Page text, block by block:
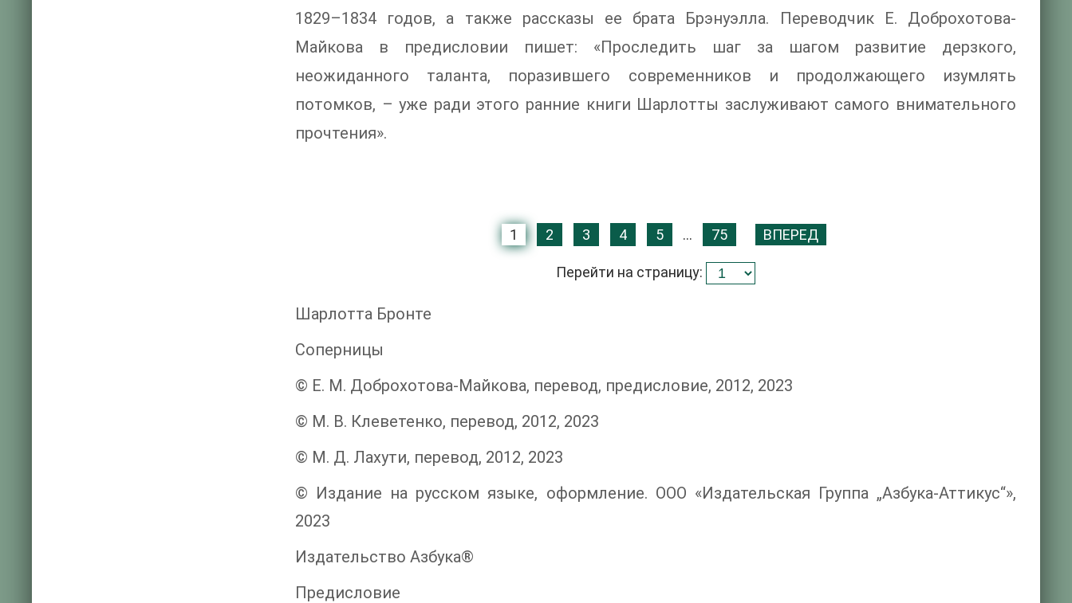
1829–1834 годов, а также рассказы ее брата Брэнуэлла. Переводчик Е. Доброхотова-
Майкова в предисловии пишет: «Проследить шаг за шагом развитие дерзкого,
неожиданного таланта, поразившего современников и продолжающего изумлять
потомков, – уже ради этого ранние книги Шарлотты заслуживают самого внимательного
прочтения».
1 2 3 4 5 ... 75 ВПЕРЕД
Перейти на страницу:
Шарлотта Бронте
Соперницы
© Е. М. Доброхотова-Майкова, перевод, предисловие, 2012, 2023
© М. В. Клеветенко, перевод, 2012, 2023
© М. Д. Лахути, перевод, 2012, 2023
© Издание на русском языке, оформление. ООО «Издательская Группа „Азбука-Аттикус“»,
2023
Издательство Азбука®
Предисловие